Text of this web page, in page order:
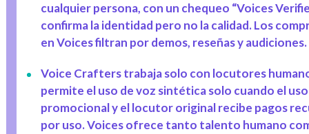
cualquier persona, con un chequeo “Voices
confirma la identidad pero no la calidad. Los
en Voices filtran por demos, reseñas y audiciones.
Voice Crafters trabaja solo con locutores
permite el uso de voz sintética solo cuando el
promocional y el locutor original recibe pagos
por uso. Voices ofrece tanto talento humano